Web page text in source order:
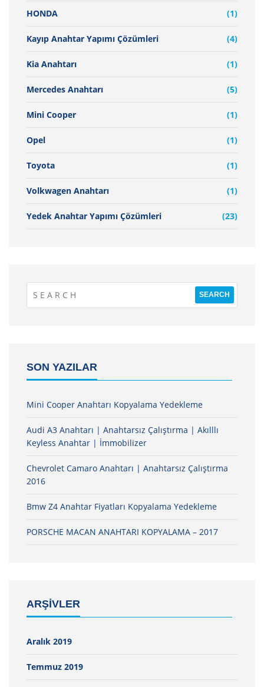
HONDA (1)
Kayıp Anahtar Yapımı Çözümleri (4)
Kia Anahtarı (1)
Mercedes Anahtarı (5)
Mini Cooper (1)
Opel (1)
Toyota (1)
Volkwagen Anahtarı (1)
Yedek Anahtar Yapımı Çözümleri (23)
SON YAZILAR
Mini Cooper Anahtarı Kopyalama Yedekleme
Audi A3 Anahtarı | Anahtarsız Çalıştırma | Akılllı
Keyless Anahtar | İmmobilizer
Chevrolet Camaro Anahtarı | Anahtarsız Çalıştırma
2016
Bmw Z4 Anahtar Fiyatları Kopyalama Yedekleme
PORSCHE MACAN ANAHTARI KOPYALAMA – 2017
ARŞIVLER
Aralık 2019
Temmuz 2019